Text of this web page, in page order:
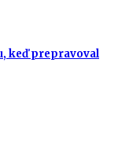
keď prepravoval